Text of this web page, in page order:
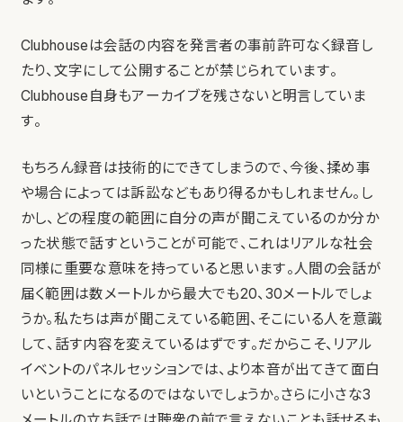
Clubhouseは会話の内容を発言者の事前許可なく録音し
たり、文字にして公開することが禁じられています。
Clubhouse自身もアーカイブを残さないと明言していま
す。
もちろん録音は技術的にできてしまうので、今後、揉め事
や場合によっては訴訟などもあり得るかもしれません。し
かし、どの程度の範囲に自分の声が聞こえているのか分か
った状態で話すということが可能で、これはリアルな社会
同様に重要な意味を持っていると思います。人間の会話が
届く範囲は数メートルから最大でも20、30メートルでしょ
うか。私たちは声が聞こえている範囲、そこにいる人を意識
して、話す内容を変えているはずです。だからこそ、リアル
イベントのパネルセッションでは、より本音が出てきて面白
いということになるのではないでしょうか。さらに小さな3